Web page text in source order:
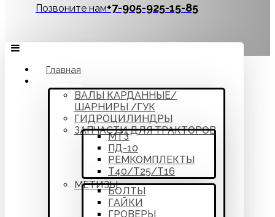
Позвоните нам‪+7-905-925-15-85
Главная
ВАЛЫ КАРДАННЫЕ/
ШАРНИРЫ /ГУК
ГИДРОЦИЛИНДРЫ
ЗАПЧАСТИ ДЛЯ ТРАКТОРОВ
МТЗ
ПД-10
РЕМКОМПЛЕКТЫ
Т40/Т25/Т16
МЕТИЗЫ
БОЛТЫ
ГАЙКИ
ГРОВЕРЫ